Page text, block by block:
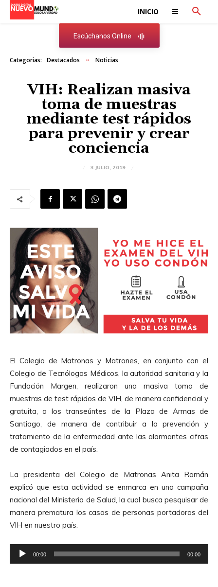
INICIO
Escúchanos Online
Categorias: Destacados Noticias
VIH: Realizan masiva
toma de muestras
mediante test rápidos
para prevenir y crear
conciencia
3 JULIO, 2019
El Colegio de Matronas y Matrones, en conjunto con el
Colegio de Tecnólogos Médicos, la autoridad sanitaria y la
Fundación Margen, realizaron una masiva toma de
muestras de test rápidos de VIH, de manera confidencial y
gratuita, a los transeúntes de la Plaza de Armas de
Santiago, de manera de contribuir a la prevención y
tratamiento de la enfermedad ante las alarmantes cifras
de contagiados en el país.
La presidenta del Colegio de Matronas Anita Román
explicó que esta actividad se enmarca en una campaña
nacional del Ministerio de Salud, la cual busca pesquisar de
manera prematura los casos de personas portadoras del
VIH en nuestro país.
e
00:00 00:00